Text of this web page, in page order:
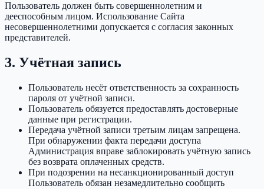
Пользователь должен быть совершеннолетним и
дееспособным лицом. Использование Сайта
несовершеннолетними допускается с согласия законных
представителей.
3. Учётная запись
Пользователь несёт ответственность за сохранность
пароля от учётной записи.
Пользователь обязуется предоставлять достоверные
данные при регистрации.
Передача учётной записи третьим лицам запрещена.
При обнаружении факта передачи доступа
Администрация вправе заблокировать учётную запись
без возврата оплаченных средств.
При подозрении на несанкционированный доступ
Пользователь обязан незамедлительно сообщить